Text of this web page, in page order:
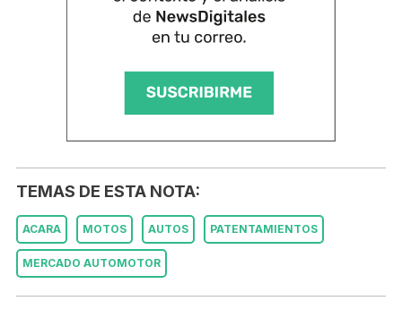
TEMAS DE ESTA NOTA:
ACARA MOTOS AUTOS PATENTAMIENTOS
MERCADO AUTOMOTOR